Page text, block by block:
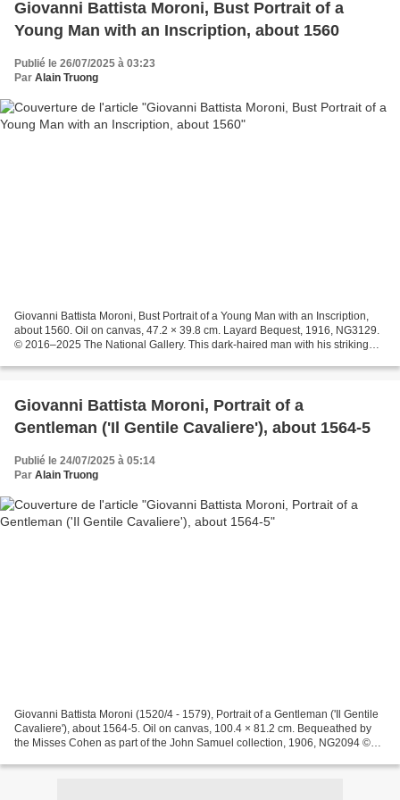
Giovanni Battista Moroni, Bust Portrait of a
Young Man with an Inscription, about 1560
Publié le 26/07/2025 à 03:23
Par Alain Truong
Giovanni Battista Moroni, Bust Portrait of a Young Man with an Inscription,
about 1560. Oil on canvas, 47.2 × 39.8 cm. Layard Bequest, 1916, NG3129.
© 2016–2025 The National Gallery. This dark-haired man with his striking
Giovanni Battista Moroni, Portrait of a
Gentleman ('Il Gentile Cavaliere'), about 1564-5
Publié le 24/07/2025 à 05:14
Par Alain Truong
Giovanni Battista Moroni (1520/4 - 1579), Portrait of a Gentleman ('Il Gentile
Cavaliere'), about 1564-5. Oil on canvas, 100.4 × 81.2 cm. Bequeathed by
the Misses Cohen as part of the John Samuel collection, 1906, NG2094 ©